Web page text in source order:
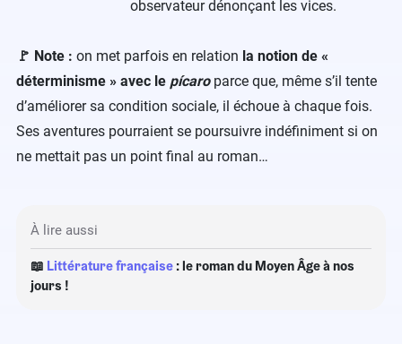
observateur dénonçant les vices.
🚩 Note : on met parfois en relation la notion de «
déterminisme » avec le pícaro parce que, même s’il tente
d’améliorer sa condition sociale, il échoue à chaque fois.
Ses aventures pourraient se poursuivre indéfiniment si on
ne mettait pas un point final au roman…
À lire aussi
📖 Littérature française : le roman du Moyen Âge à nos
jours !